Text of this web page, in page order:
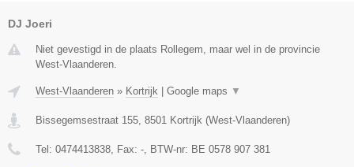
DJ Joeri
Niet gevestigd in de plaats Rollegem, maar wel in de provincie
West-Vlaanderen.
West-Vlaanderen » Kortrijk | Google maps ▼
Bissegemsestraat 155 8501 Kortrijk (West-Vlaanderen)
Tel: 0474413838 , Fax: - , BTW-nr: BE 0578 907 381